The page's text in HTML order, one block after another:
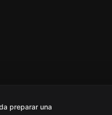
preparar una